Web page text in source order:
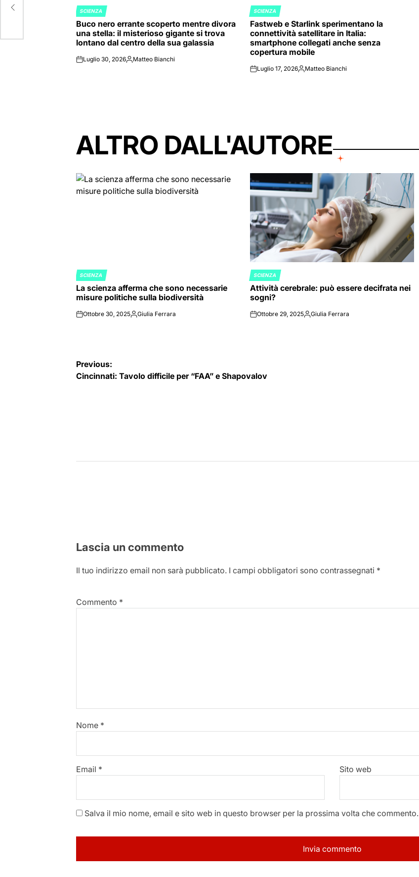
POSTED
IN
SCIENZA
Buco nero errante scoperto mentre divora
una stella: il misterioso gigante si trova
lontano dal centro della sua galassia
onLuglio 30, 2026Posted
Matteo Bianchi
POSTED
IN
SCIENZA
Fastweb e Starlink sperimentano la
connettività satellitare in Italia:
smartphone collegati anche senza
copertura mobile
onLuglio 17, 2026Posted
Matteo Bianchi
ALTRO DALL'AUTORE
POSTED
IN
SCIENZA
La scienza afferma che sono necessarie
misure politiche sulla biodiversità
onOttobre 30, 2025Posted
Giulia Ferrara
POSTED
IN
SCIENZA
Attività cerebrale: può essere decifrata nei
sogni?
onOttobre 29, 2025Posted
Giulia Ferrara
Navigazione
articoli
Previous:
Cincinnati: Tavolo difficile per “FAA” e Shapovalov
Lascia un commento
Il tuo indirizzo email non sarà pubblicato. I campi obbligatori sono contrassegnati *
Commento *
Nome *
Email * Sito web
Salva il mio nome, email e sito web in questo browser per la prossima volta che commento.